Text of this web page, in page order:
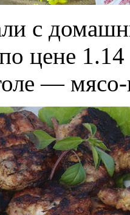
с
цене 1.14
— мясо-